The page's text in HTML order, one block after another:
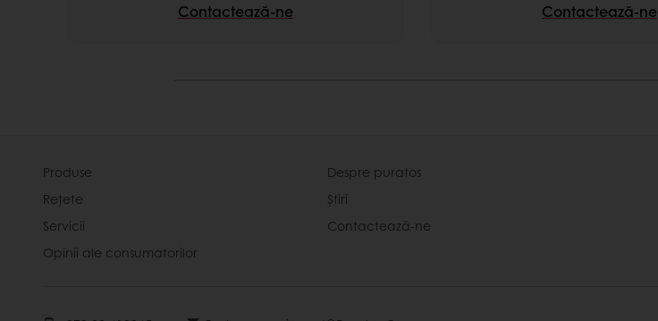
Contactează-ne Contactează-ne
Produse
Rețete
Servicii
Opinii ale consumatorilor
Despre puratos
Știri
Contactează-ne